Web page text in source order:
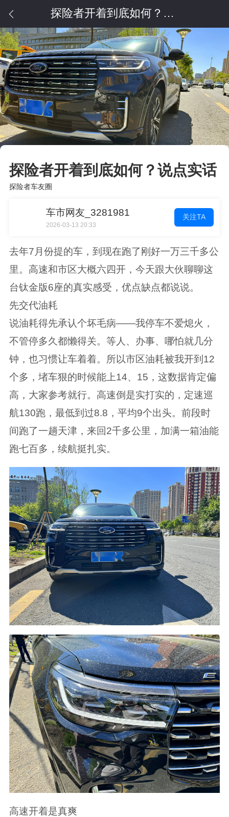
探险者开着到底如何？说点实话
探险者开着到底如何？说点实话
探险者车友圈
车市网友_3281981
2026-03-13 20:33
关注TA
去年7月份提的车，到现在跑了刚好一万三千多公
里。高速和市区大概六四开，今天跟大伙聊聊这
台钛金版6座的真实感受，优点缺点都说说。
先交代油耗
说油耗得先承认个坏毛病——我停车不爱熄火，
不管停多久都懒得关。等人、办事、哪怕就几分
钟，也习惯让车着着。所以市区油耗被我开到12
个多，堵车狠的时候能上14、15，这数据肯定偏
高，大家参考就行。高速倒是实打实的，定速巡
航130跑，最低到过8.8，平均9个出头。前段时
间跑了一趟天津，来回2千多公里，加满一箱油能
跑七百多，续航挺扎实。
高速开着是真爽